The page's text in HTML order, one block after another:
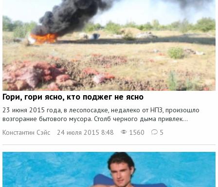
Гори, гори ясно, кто поджег не ясно
23 июня 2015 года, в лесопосадке, недалеко от НПЗ, произошло
возгорание бытового мусора. Столб черного дыма привлек...
Константин Сэйс
24 июля 2015 8:48 1560 5